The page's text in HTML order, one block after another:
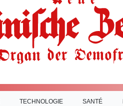
TECHNOLOGIE SANTÉ